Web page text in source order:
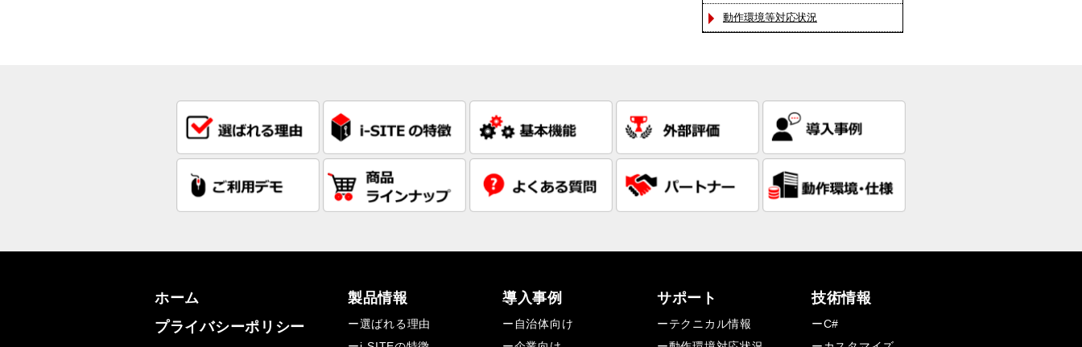
動作環境等対応状況
ホーム
プライバシーポリシー
製品情報
ー選ばれる理由
導入事例
ー自治体向け
サポート
ーテクニカル情報
技術情報
ーC#